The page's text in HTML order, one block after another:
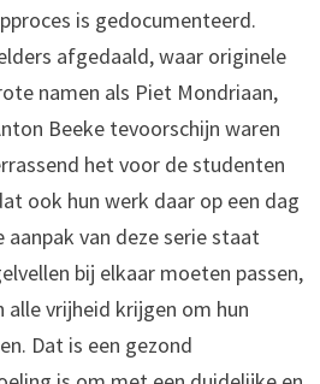
is gedocumenteerd.
afgedaald, waar originele
namen als Piet Mondriaan,
Beeke tevoorschijn waren
het voor de studenten
ook hun werk daar op een dag
van deze serie staat
bij elkaar moeten passen,
vrijheid krijgen om hun
Dat is een gezond